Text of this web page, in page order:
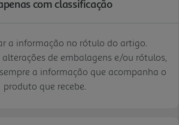
a informação no rótulo do artigo.
de embalagens e/ou rótulos,
a informação que acompanha o
produto que recebe.